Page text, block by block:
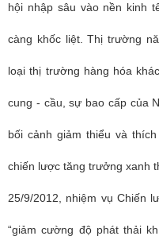
hội nhập sâu vào nền kinh
càng khốc liệt. Thị trường
loại thị trường hàng hóa
cung - cầu, sự bao cấp của
bối cảnh giảm thiểu và
chiến lược tăng trưởng xanh
25/9/2012, nhiệm vụ Chiến
“giảm cường độ phát thải